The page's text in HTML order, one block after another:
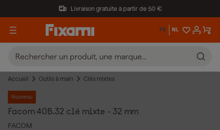
Livraison gratuite à partir de 50 €
FR NL
Accueil Outils à main Clés mixtes
Nouveau
Facom 40B.32 clé mixte - 32 mm
FACOM